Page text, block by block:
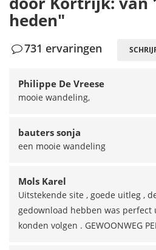
heden"
731 ervaringen
Philippe De Vreese
mooie wandeling,
bauters sonja
een mooie wandeling
Mols Karel
Uitstekende site , goede uitleg ,
gedownload hebben was perfect
konden volgen . GEWOONWEG